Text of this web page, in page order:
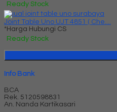
Ready Stock
Joint Table Uno UJT 4851 ( Che....
*Harga Hubungi CS
Ready Stock
Info Bank
BCA
Rek. 5120598831
An. Nanda Kartikasari